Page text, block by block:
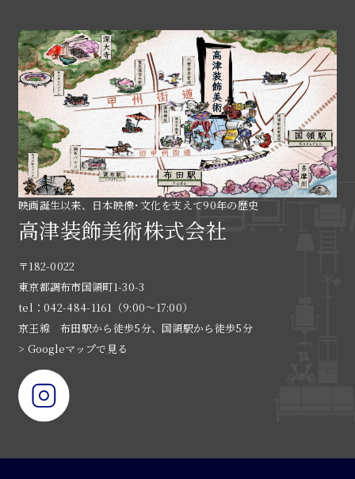
映画誕生以来、日本映像･文化を支えて90年の歴史
高津装飾美術株式会社
〒182-0022
東京都調布市国領町1-30-3
tel：042-484-1161（9:00〜17:00）
京王線 布田駅から徒歩5分、国領駅から徒歩5分
> Googleマップで見る